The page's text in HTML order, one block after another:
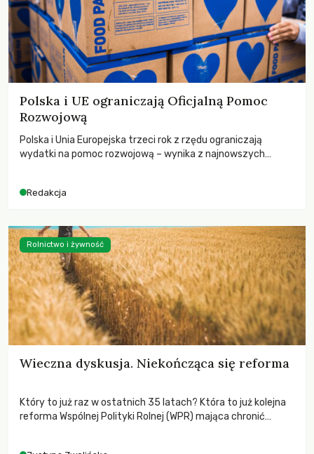
Polska i UE ograniczają Oficjalną Pomoc
Rozwojową
Polska i Unia Europejska trzeci rok z rzędu ograniczają
wydatki na pomoc rozwojową – wynika z najnowszych
odnotowano największe tąpnięcie ODA w historii. Jakie będą
kryzysami i ubóstwem?
Redakcja
Wieczna dyskusja. Niekończąca się reforma
Który to już raz w ostatnich 35 latach? Która to już kolejna
reforma Wspólnej Polityki Rolnej (WPR) mająca chronić
Rolnictwo i żywność